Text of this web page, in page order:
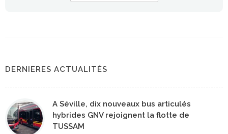
DERNIERES ACTUALITÉS
A Séville, dix nouveaux bus articulés
hybrides GNV rejoignent la flotte de
TUSSAM